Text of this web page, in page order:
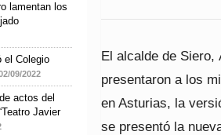
El alcalde de Siero,
presentaron a los
en Asturias, la
se presentó la
lamentan los
el Colegio
09/2022
actos del
Javier